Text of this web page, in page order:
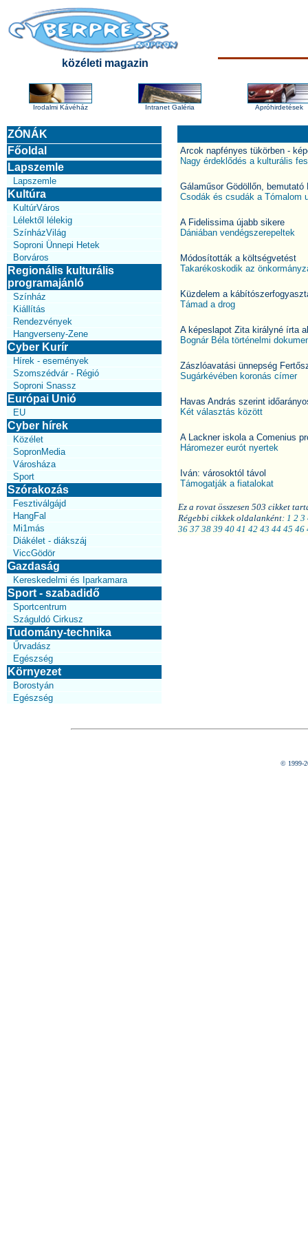
közéleti magazin
Irodalmi Kávéház Intranet Galéria Apróhirdetések
ZÓNÁK
Főoldal
Lapszemle
Lapszemle
Kultúra
KultúrVáros
Lélektől lélekig
SzínházVilág
Soproni Ünnepi Hetek
Borváros
Regionális kulturális
programajánló
Színház
Kiállítás
Rendezvények
Hangverseny-Zene
Cyber Kurír
Hírek - események
Szomszédvár - Régió
Soproni Snassz
Európai Unió
EU
Cyber hírek
Közélet
SopronMedia
Városháza
Sport
Szórakozás
Fesztiválgájd
HangFal
Mi1más
Diákélet - diákszáj
ViccGödör
Gazdaság
Kereskedelmi és Iparkamara
Sport - szabadidő
Sportcentrum
Száguldó Cirkusz
Tudomány-technika
Űrvadász
Egészség
Környezet
Borostyán
Egészség
Arcok napfényes tükörben -
Nagy érdeklődés a kulturális
Gálaműsor Gödöllőn, bemutató
Csodák és csudák a Tómalom
A Fidelissima újabb sikere
Dániában vendégszerepeltek
Módosították a költségvetést
Takarékoskodik az
Küzdelem a
Támad a drog
A képeslapot Zita királyné írta
Bognár Béla történelmi
Zászlóavatási ünnepség
Sugárkévében koronás címer
Havas András szerint
Két választás között
A Lackner iskola a Comenius
Háromezer eurót nyertek
Iván: városoktól távol
Támogatják a fiatalokat
Ez a rovat összesen 503 cikket
Régebbi cikkek oldalanként: 1 2 3
36 37 38 39 40 41 42 43 44 45 46
© 1999-